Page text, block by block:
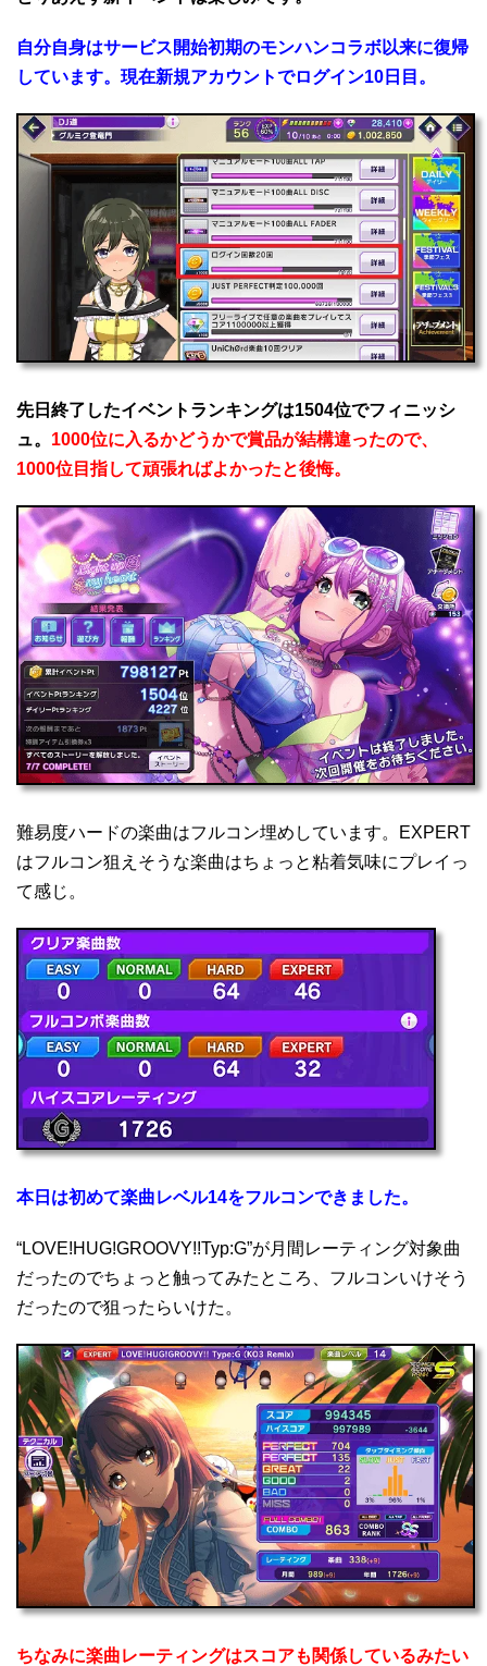
自分自身はサービス開始初期のモンハンコラボ以来に復帰
しています。現在新規アカウントでログイン10日目。
先日終了したイベントランキングは1504位でフィニッシ
ュ。 1000位に入るかどうかで賞品が結構違ったので、
1000位目指して頑張ればよかったと後悔。
難易度ハードの楽曲はフルコン埋めしています。EXPERT
はフルコン狙えそうな楽曲はちょっと粘着気味にプレイっ
て感じ。
本日は初めて楽曲レベル14をフルコンできました。
“LOVE!HUG!GROOVY!!Typ:G”が月間レーティング対象曲
だったのでちょっと触ってみたところ、フルコンいけそう
だったので狙ったらいけた。
ちなみに楽曲レーティングはスコアも関係しているみたい